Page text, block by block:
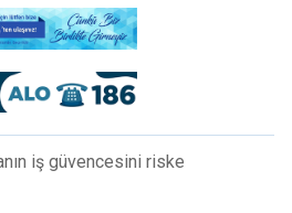
iş güvencesini riske